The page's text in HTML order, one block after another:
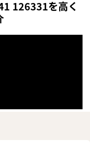
126331を高く